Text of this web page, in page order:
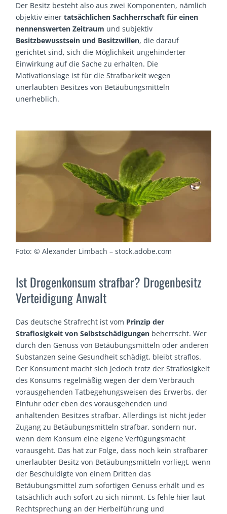
Der Besitz besteht also aus zwei Komponenten, nämlich
objektiv einertatsächlichen Sachherrschaft für einen
nennenswerten Zeitraum und subjektiv
Besitzbewusstsein und Besitzwillen, die darauf
gerichtet sind, sich die Möglichkeit ungehinderter
Einwirkung auf die Sache zu erhalten. Die
Motivationslage ist für die Strafbarkeit wegen
unerlaubten Besitzes von Betäubungsmitteln
unerheblich.
Foto: © Alexander Limbach – stock.adobe.com
Ist Drogenkonsum strafbar? Drogenbesitz
Verteidigung Anwalt
Das deutsche Strafrecht ist vom Prinzip der
Straflosigkeit von Selbstschädigungen beherrscht. Wer
durch den Genuss von Betäubungsmitteln oder anderen
Substanzen seine Gesundheit schädigt, bleibt straflos.
Der Konsument macht sich jedoch trotz der Straflosigkeit
des Konsums regelmäßig wegen der dem Verbrauch
vorausgehenden Tatbegehungsweisen des Erwerbs, der
Einfuhr oder eben des vorausgehenden und
anhaltenden Besitzes strafbar. Allerdings ist nicht jeder
Zugang zu Betäubungsmitteln strafbar, sondern nur,
wenn dem Konsum eine eigene Verfügungsmacht
vorausgeht. Das hat zur Folge, dass noch kein strafbarer
unerlaubter Besitz von Betäubungsmitteln vorliegt, wenn
der Beschuldigte von einem Dritten das
Betäubungsmittel zum sofortigen Genuss erhält und es
tatsächlich auch sofort zu sich nimmt. Es fehle hier laut
Rechtsprechung an der Herbeiführung und